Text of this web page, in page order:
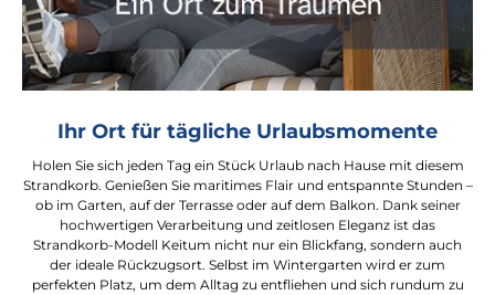
Ihr Ort für tägliche Urlaubsmomente
Holen Sie sich jeden Tag ein Stück Urlaub nach Hause mit diesem
Strandkorb. Genießen Sie maritimes Flair und entspannte Stunden –
ob im Garten, auf der Terrasse oder auf dem Balkon. Dank seiner
hochwertigen Verarbeitung und zeitlosen Eleganz ist das
Strandkorb-Modell Keitum nicht nur ein Blickfang, sondern auch
der ideale Rückzugsort. Selbst im Wintergarten wird er zum
perfekten Platz, um dem Alltag zu entfliehen und sich rundum zu